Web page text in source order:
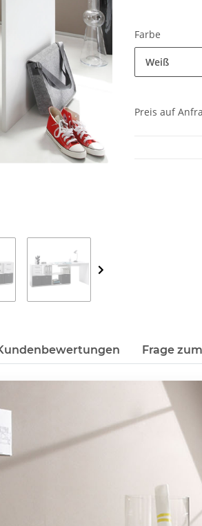
Farbe
Weiß
Preis auf
Frage